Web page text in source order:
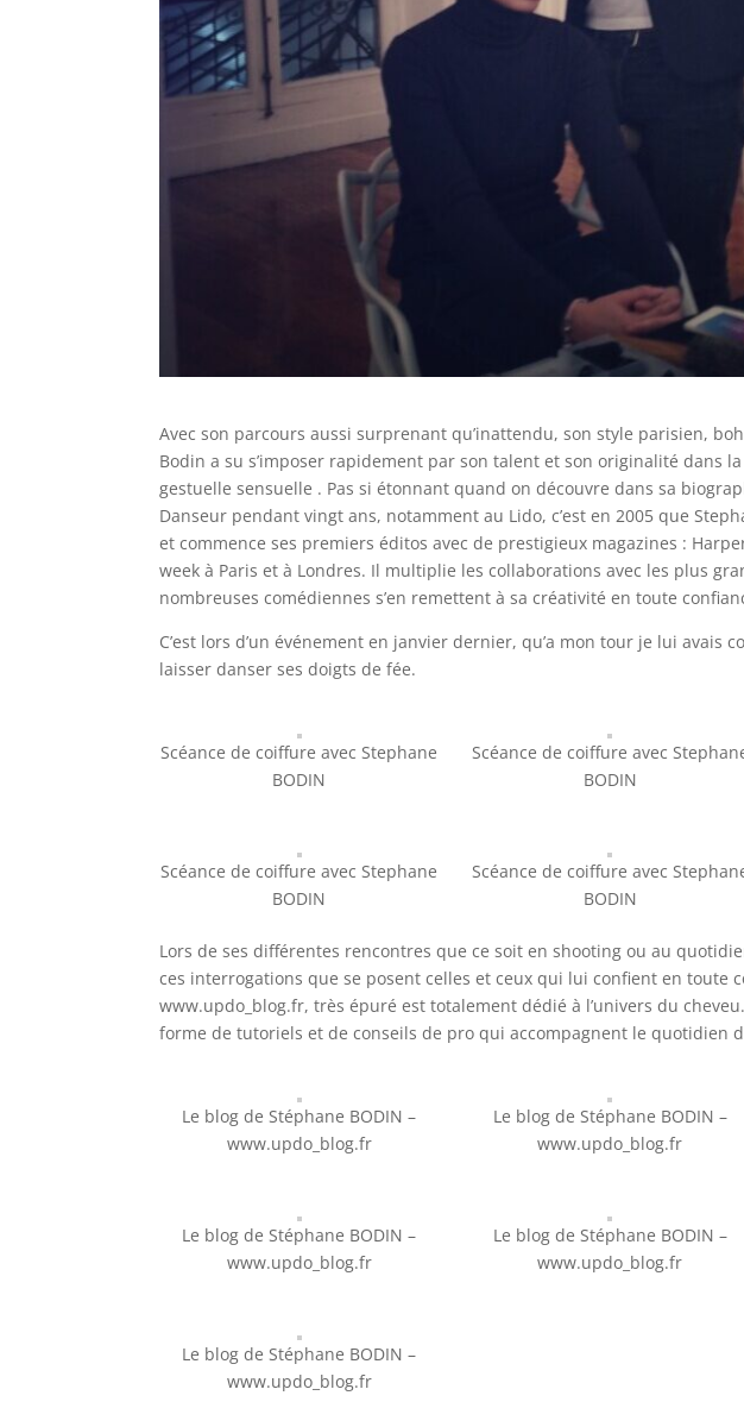
Avec son parcours aussi surprenant qu’inattendu, son style parisien,
Bodin a su s’imposer rapidement par son talent et son originalité dans
gestuelle sensuelle . Pas si étonnant quand on découvre dans sa
Danseur pendant vingt ans, notamment au Lido, c’est en 2005 que
et commence ses premiers éditos avec de prestigieux magazines :
week à Paris et à Londres. Il multiplie les collaborations avec les plus
nombreuses comédiennes s’en remettent à sa créativité en toute
C’est lors d’un événement en janvier dernier, qu’a mon tour je lui avais
laisser danser ses doigts de fée.
Scéance de coiffure avec Stephane
BODIN
Scéance de coiffure avec
BODIN
Scéance de coiffure avec Stephane
BODIN
Scéance de coiffure avec
BODIN
Lors de ses différentes rencontres que ce soit en shooting ou au
ces interrogations que se posent celles et ceux qui lui confient en toute
www.updo_blog.fr, très épuré est totalement dédié à l’univers du
forme de tutoriels et de conseils de pro qui accompagnent le quotidien
Le blog de Stéphane BODIN –
www.updo_blog.fr
Le blog de Stéphane BODIN –
www.updo_blog.fr
Le blog de Stéphane BODIN –
www.updo_blog.fr
Le blog de Stéphane BODIN –
www.updo_blog.fr
Le blog de Stéphane BODIN –
www.updo_blog.fr